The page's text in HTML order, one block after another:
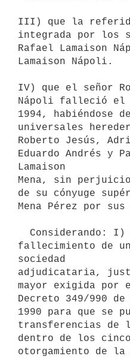
III) que la
integrada por los
Rafael Lamaison
Lamaison Nápoli.
IV) que el señor
Nápoli falleció el
1994, habiéndose
universales
Roberto Jesús,
Eduardo Andrés y
Lamaison
Mena, sin
de su cónyuge
Mena Pérez por
fallecimiento de
sociedad
adjudicataria,
mayor exigida
Decreto 349/990
1990 para que se
transferencias
dentro de los
otorgamiento de